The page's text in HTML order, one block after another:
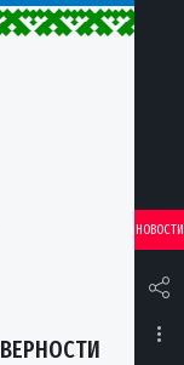
НОВОСТИ